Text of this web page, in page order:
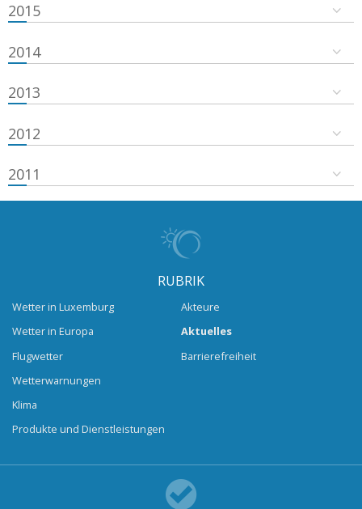
2015
2014
2013
2012
2011
RUBRIK
Wetter in Luxemburg
Wetter in Europa
Flugwetter
Wetterwarnungen
Klima
Produkte und Dienstleistungen
Akteure
Aktuelles
Barrierefreiheit